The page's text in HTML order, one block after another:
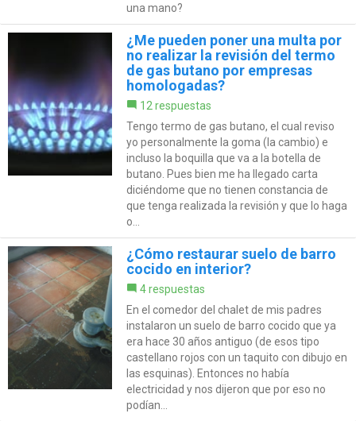
una mano?
¿Me pueden poner una multa por
no realizar la revisión del termo
de gas butano por empresas
homologadas?
12 respuestas
Tengo termo de gas butano, el cual reviso
yo personalmente la goma (la cambio) e
incluso la boquilla que va a la botella de
butano. Pues bien me ha llegado carta
diciéndome que no tienen constancia de
que tenga realizada la revisión y que lo haga
o...
¿Cómo restaurar suelo de barro
cocido en interior?
4 respuestas
En el comedor del chalet de mis padres
instalaron un suelo de barro cocido que ya
era hace 30 años antiguo (de esos tipo
castellano rojos con un taquito con dibujo en
las esquinas). Entonces no había
electricidad y nos dijeron que por eso no
podían...